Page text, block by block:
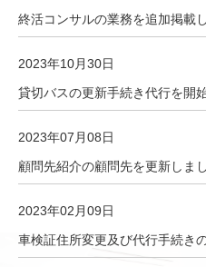
終活コンサルの業務を追加掲載
2023年10月30日
貸切バスの更新手続き代行を開
2023年07月08日
顧問先紹介の顧問先を更新しまし
2023年02月09日
車検証住所変更及び代行手続き